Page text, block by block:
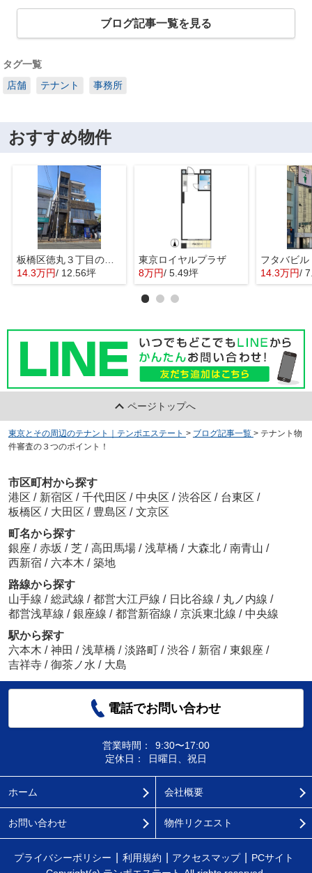
ブログ記事一覧を見る
タグ一覧
店舗
テナント 事務所
おすすめ物件
板橋区徳丸３丁目の店舗事務所
14.3万円/ 12.56坪
東京ロイヤルプラザ
8万円/ 5.49坪
フタバビル
14.3万円/
ページトップへ
東京とその周辺のテナント｜テンポエステート > ブログ記事一覧 > テナント物
件審査の３つのポイント！
市区町村から探す
港区 / 新宿区 / 千代田区 / 中央区 / 渋谷区 / 台東区 /
板橋区 / 大田区 / 豊島区 / 文京区
町名から探す
銀座 / 赤坂 / 芝 / 高田馬場 / 浅草橋 / 大森北 / 南青山 /
西新宿 / 六本木 / 築地
路線から探す
山手線 / 総武線 / 都営大江戸線 / 日比谷線 / 丸ノ内線 /
都営浅草線 / 銀座線 / 都営新宿線 / 京浜東北線 / 中央線
駅から探す
六本木 / 神田 / 浅草橋 / 淡路町 / 渋谷 / 新宿 / 東銀座 /
吉祥寺 / 御茶ノ水 / 大島
電話でお問い合わせ
営業時間：
9:30〜17:00
定休日：
日曜日、祝日
ホーム 会社概要
お問い合わせ 物件リクエスト
プライバシーポリシー 利用規約 アクセスマップ
PCサイト